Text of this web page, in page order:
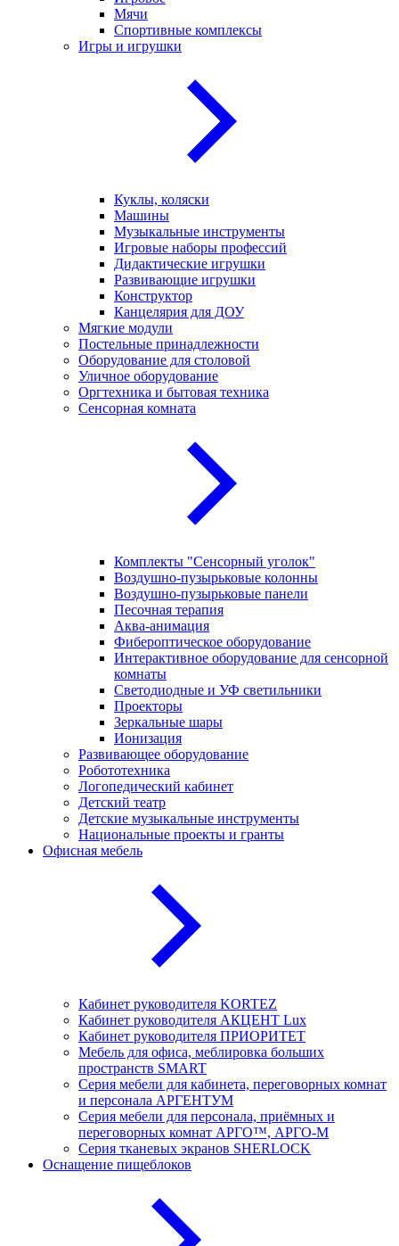
Мячи
Спортивные комплексы
Игры и игрушки
Куклы, коляски
Машины
Музыкальные инструменты
Игровые наборы профессий
Дидактические игрушки
Развивающие игрушки
Конструктор
Канцелярия для ДОУ
Мягкие модули
Постельные принадлежности
Оборудование для столовой
Уличное оборудование
Оргтехника и бытовая техника
Сенсорная комната
Комплекты "Сенсорный уголок"
Воздушно-пузырьковые колонны
Воздушно-пузырьковые панели
Песочная терапия
Аква-анимация
Фибероптическое оборудование
Интерактивное оборудование для сенсорной
комнаты
Светодиодные и УФ светильники
Проекторы
Зеркальные шары
Ионизация
Развивающее оборудование
Робототехника
Логопедический кабинет
Детский театр
Детские музыкальные инструменты
Национальные проекты и гранты
Офисная мебель
Кабинет руководителя KORTEZ
Кабинет руководителя АКЦЕНТ Lux
Кабинет руководителя ПРИОРИТЕТ
Мебель для офиса, меблировка больших
пространств SMART
Серия мебели для кабинета, переговорных комнат
и персонала АРГЕНТУМ
Серия мебели для персонала, приёмных и
переговорных комнат АРГО™, АРГО-М
Серия тканевых экранов SHERLOCK
Оснащение пищеблоков